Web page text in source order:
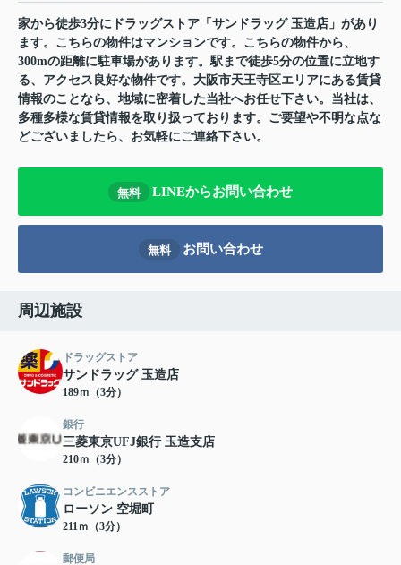
家から徒歩3分にドラッグストア「サンドラッグ 玉造店」があり
ます。こちらの物件はマンションです。こちらの物件から、
300mの距離に駐車場があります。駅まで徒歩5分の位置に立地す
る、アクセス良好な物件です。大阪市天王寺区エリアにある賃貸
情報のことなら、地域に密着した当社へお任せ下さい。当社は、
多種多様な賃貸情報を取り扱っております。ご要望や不明な点な
どございましたら、お気軽にご連絡下さい。
無料 LINEからお問い合わせ
無料 お問い合わせ
周辺施設
ドラッグストア
サンドラッグ 玉造店
189ｍ（3分）
銀行
三菱東京UFJ銀行 玉造支店
210ｍ（3分）
コンビニエンスストア
ローソン 空堀町
211ｍ（3分）
郵便局